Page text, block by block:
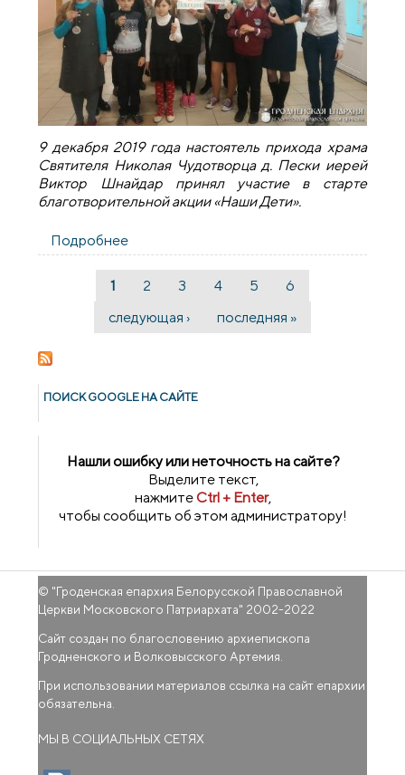
9 декабря 2019 года настоятель прихода храма
Святителя Николая Чудотворца д. Пески иерей
Виктор Шнайдар принял участие в старте
благотворительной акции «Наши Дети».
Подробнее
принял участие в старте
Страницы
1 2 3 4 5
6
следующая ›
последняя »
ПОИСК GOОGLE НА САЙТЕ
Нашли ошибку или неточность на сайте?
Выделите текст,
нажмитеCtrl + Enter,
чтобы сообщить об этом администратору!
© "Гроденская епархия Белорусской Православной
Церкви Московского Патриархата" 2002-2022
Сайт создан по благословению архиепископа
Гродненского и Волковысского Артемия.
При использовании материалов ссылка на сайт епархии
обязательна.
МЫ В СОЦИАЛЬНЫХ СЕТЯХ